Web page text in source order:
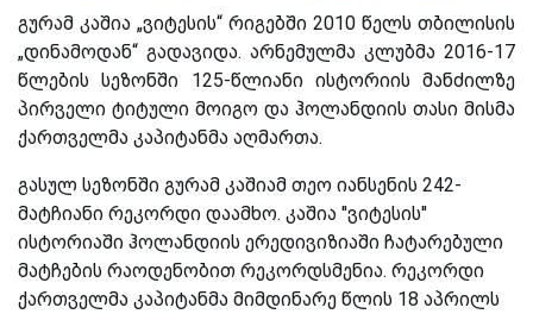
გურამ კაშია „ვიტესის“ რიგებში 2010 წელს თბილისის
„დინამოდან“ გადავიდა. არნემულმა კლუბმა 2016-17
წლების სეზონში 125-წლიანი ისტორიის მანძილზე
პირველი ტიტული მოიგო და ჰოლანდიის თასი მისმა
ქართველმა კაპიტანმა აღმართა.
გასულ სეზონში გურამ კაშიამ თეო იანსენის 242-
მატჩიანი რეკორდი დაამხო. კაშია ''ვიტესის''
ისტორიაში ჰოლანდიის ერედივიზიაში ჩატარებული
მატჩების რაოდენობით რეკორდსმენია. რეკორდი
ქართველმა კაპიტანმა მიმდინარე წლის 18 აპრილს